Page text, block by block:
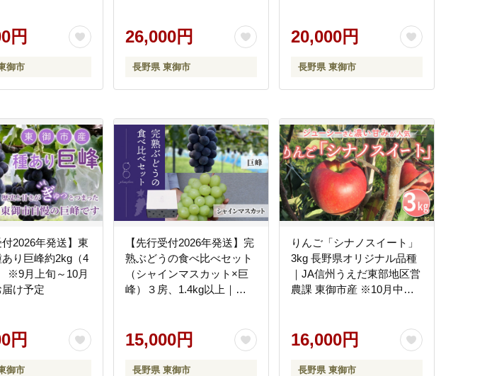
厳選 大粒 種無し
円
御市
と 大粒 ※2026年11月下
旬～12月中旬頃に順次発送
予定
26,000円
長野県 東御市
年9月中旬以降発送予定
20,000円
長野県 東御市
付2026年発送】東
り巨峰約2kg（4
※9月上旬～10月
届け予定
円
御市
【先行受付2026年発送】完
熟ぶどうの食べ比べセット
（シャインマスカット×巨
峰）３房、1.4kg以上｜
15,000円
長野県 東御市
りんご「シナノスイート」
3kg 長野県オリジナル品種
｜JA信州うえだ東部地区営
農課 東御市産 ※10月中旬
16,000円
長野県 東御市